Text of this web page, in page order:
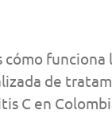
cómo funciona
de
C en